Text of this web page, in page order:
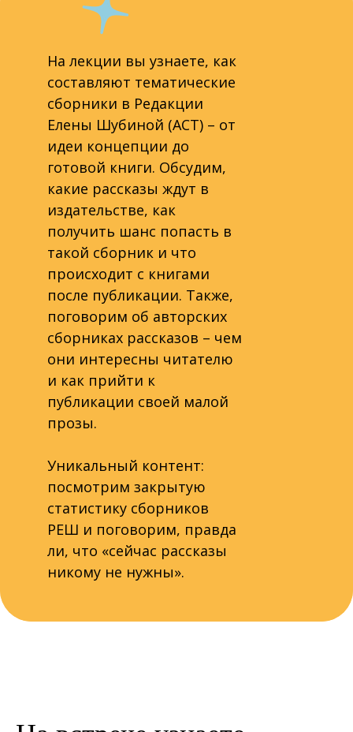
На лекции вы узнаете, как
составляют тематические
сборники в Редакции
Елены Шубиной (АСТ) – от
идеи концепции до
готовой книги. Обсудим,
какие рассказы ждут в
издательстве, как
получить шанс попасть в
такой сборник и что
происходит с книгами
после публикации. Также,
поговорим об авторских
сборниках рассказов – чем
они интересны читателю
и как прийти к
публикации своей малой
прозы.
Уникальный контент:
посмотрим закрытую
статистику сборников
РЕШ и поговорим, правда
ли, что «сейчас рассказы
никому не нужны».